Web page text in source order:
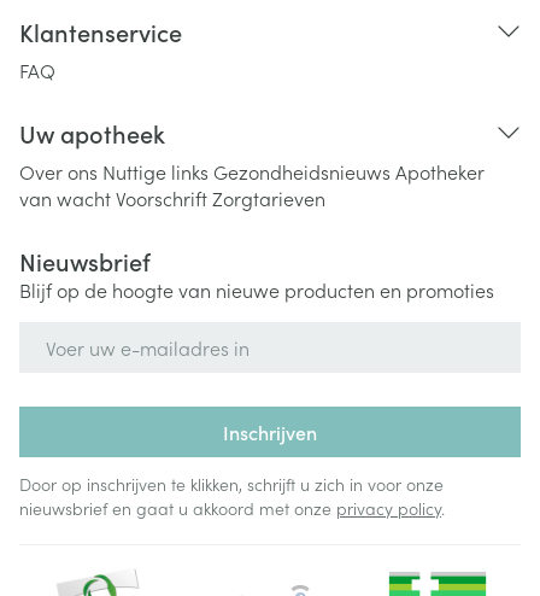
Klantenservice
FAQ
Uw apotheek
Over ons Nuttige links Gezondheidsnieuws Apotheker
van wachtVoorschriftZorgtarieven
Nieuwsbrief
Blijf op de hoogte van nieuwe producten en promoties
Inschrijven
Door op inschrijven te klikken, schrijft u zich in voor onze
nieuwsbrief en gaat u akkoord met onze privacy policy.